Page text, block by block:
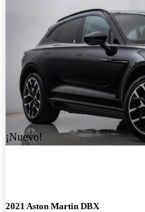
¡Nuevo!
2021 Aston Martin DBX